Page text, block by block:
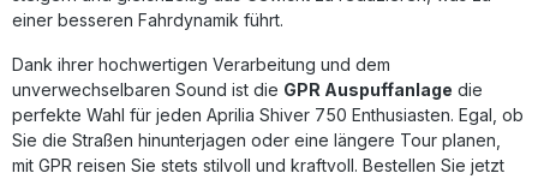
Fahrzeugspezifische Halterungen Montagezubehör
Montageempfehlung
einer besseren Fahrdynamik führt.
Dank ihrer hochwertigen Verarbeitung und dem
unverwechselbaren Sound ist die GPR Auspuffanlage die
perfekte Wahl für jeden Aprilia Shiver 750 Enthusiasten. Egal, ob
Sie die Straßen hinunterjagen oder eine längere Tour planen,
mit GPR reisen Sie stets stilvoll und kraftvoll. Bestellen Sie jetzt